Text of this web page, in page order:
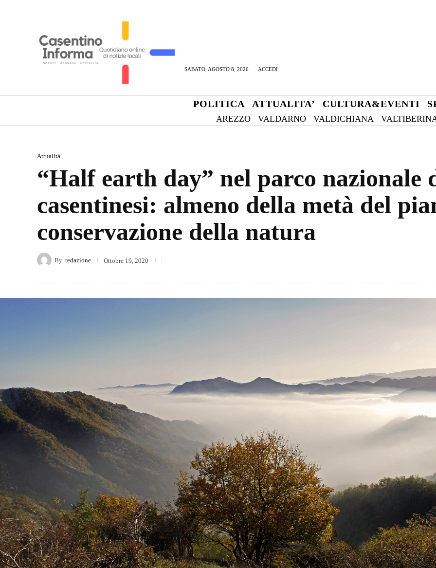
SABATO, AGOSTO 8, 2026 ACCEDI
POLITICA ATTUALITA’ CULTURA&EVENTI
AREZZO VALDARNO VALDICHIANA
Attualità
“Half earth day” nel parco nazionale
casentinesi: almeno della metà del
conservazione della natura
By redazione Ottobre 19, 2020